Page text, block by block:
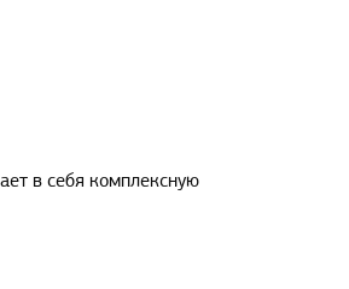
в себя комплексную